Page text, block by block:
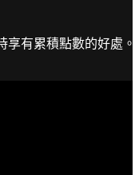
享有累積點數的好處。